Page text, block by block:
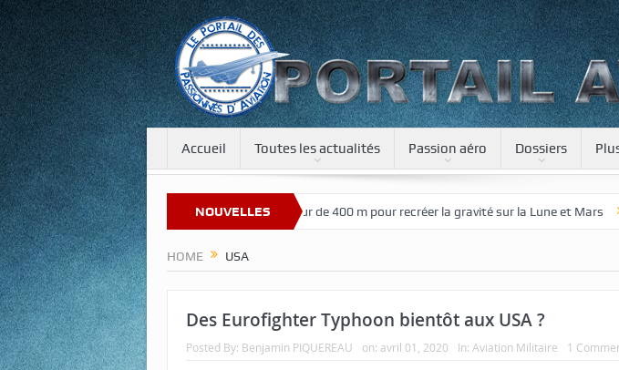
Accueil Toutes les actualités Passion aéro Dossiers
NOUVELLES
Bienvenue sur notre nouveau site Une tour de 400 m pour recréer la gravité sur la Lune et Mars
HOME USA
Des Eurofighter Typhoon bientôt aux USA ?
Posted By: Benjamin PIQUEREAU on: avril 01, 2020 In: Aviation Militaire 1